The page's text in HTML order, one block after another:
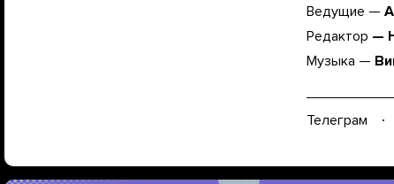
Ведущие —
Редактор —
Музыка —
Телеграм